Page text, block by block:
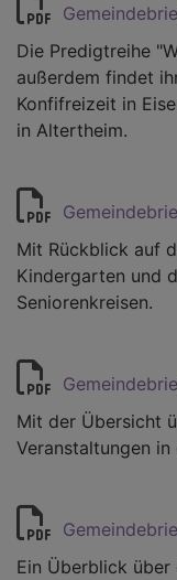
Die Predigtreihe
außerdem findet
Konfifreizeit in
in Altertheim.
Mit Rückblick auf
Kindergarten und
Seniorenkreisen.
Mit der Übersicht
Veranstaltungen
Ein Überblick